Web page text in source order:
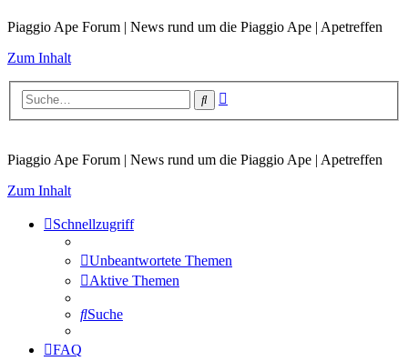
Piaggio Ape Forum | News rund um die Piaggio Ape | Apetreffen
Zum Inhalt
Suche
Piaggio Ape Forum | News rund um die Piaggio Ape | Apetreffen
Zum Inhalt
Schnellzugriff
Unbeantwortete Themen
Aktive Themen
Suche
FAQ